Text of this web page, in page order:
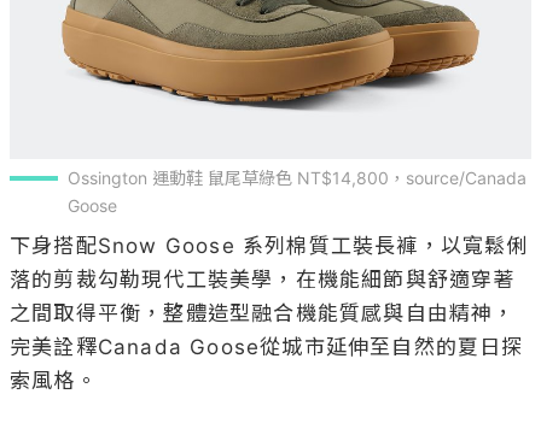
Ossington 運動鞋 鼠尾草綠色 NT$14,800，source/Canada
Goose
下身搭配Snow Goose 系列棉質工裝長褲，以寬鬆俐
落的剪裁勾勒現代工裝美學，在機能細節與舒適穿著
之間取得平衡，整體造型融合機能質感與自由精神，
完美詮釋Canada Goose從城市延伸至自然的夏日探
索風格。